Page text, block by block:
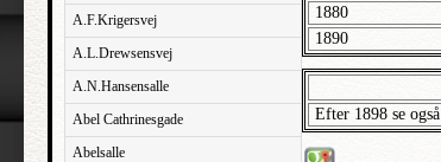
A.F.Krigersvej
A.L.Drewsensvej
A.N.Hansensalle
Abel Cathrinesgade
Abelsalle
1880
1890
Efter 1898 se også